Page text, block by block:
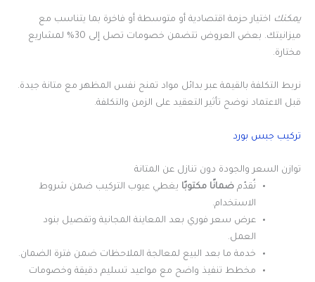
يمكنك اختيار حزمة اقتصادية أو متوسطة أو فاخرة بما يتناسب مع
ميزانيتك. بعض العروض تتضمن خصومات تصل إلى 30% لمشاريع
مختارة.
نربط التكلفة بالقيمة عبر بدائل مواد تمنح نفس المظهر مع متانة جيدة.
قبل الاعتماد نوضح تأثير التعقيد على الزمن والتكلفة.
تركيب جبس بورد
توازن السعر والجودة دون تنازل عن المتانة
نُقدّم ضمانًا مكتوبًا يغطي عيوب التركيب ضمن شروط
الاستخدام.
عرض سعر فوري بعد المعاينة المجانية وتفصيل بنود
العمل.
خدمة ما بعد البيع لمعالجة الملاحظات ضمن فترة الضمان.
مخطط تنفيذ واضح مع مواعيد تسليم دقيقة وخصومات